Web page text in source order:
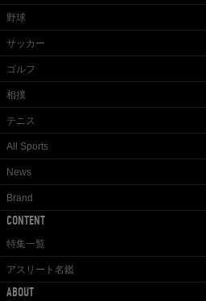
野球
サッカー
ゴルフ
相撲
テニス
All Sports
News
Brand
CONTENT
特集一覧
アスリート名鑑
ABOUT